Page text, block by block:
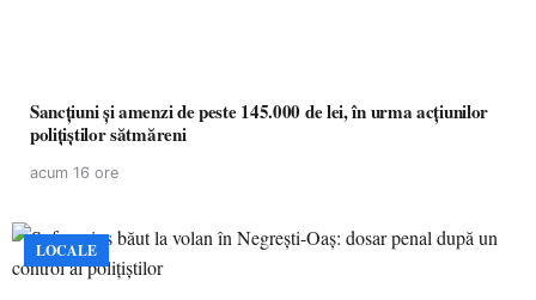
Sancțiuni și amenzi de peste 145.000 de lei, în urma acțiunilor
polițiștilor sătmăreni
acum 16 ore
LOCALE